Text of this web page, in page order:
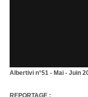
Albertivi n°51 - Mai - Juin